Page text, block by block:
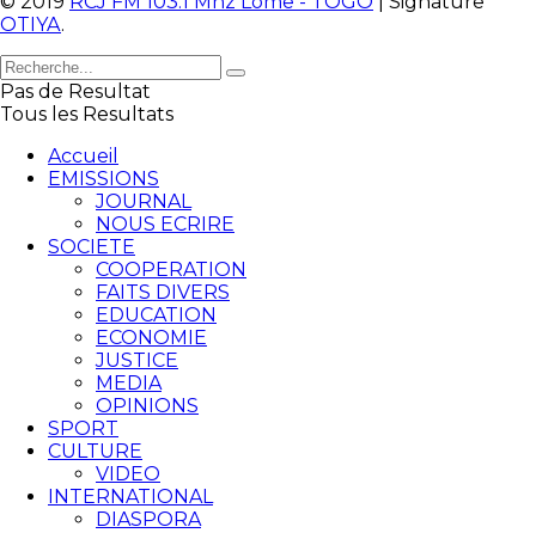
OTIYA.
Pas de Resultat
Tous les Resultats
Accueil
EMISSIONS
JOURNAL
NOUS ECRIRE
SOCIETE
COOPERATION
FAITS DIVERS
EDUCATION
ECONOMIE
JUSTICE
MEDIA
OPINIONS
SPORT
CULTURE
VIDEO
INTERNATIONAL
DIASPORA